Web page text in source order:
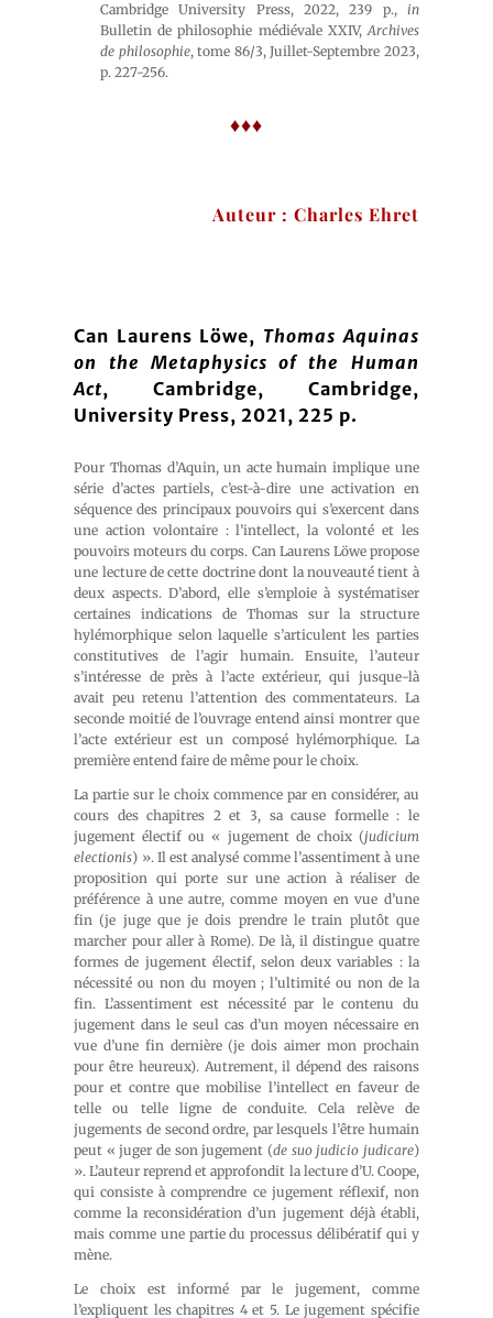
Cambridge University Press, 2022, 239 p., in
Bulletin de philosophie médiévale XXIV,Archives
de philosophie, tome 86/3, Juillet-Septembre 2023,
p. 227-256.
♦♦♦
Auteur : Charles Ehret
Can Laurens Löwe, Thomas Aquinas
on the Metaphysics of the Human
Act, Cambridge, Cambridge,
University Press, 2021, 225 p.
Pour Thomas d’Aquin, un acte humain implique une
série d’actes partiels, c’est-à-dire une activation en
séquence des principaux pouvoirs qui s’exercent dans
une action volontaire : l’intellect, la volonté et les
pouvoirs moteurs du corps. Can Laurens Löwe propose
une lecture de cette doctrine dont la nouveauté tient à
deux aspects. D’abord, elle s’emploie à systématiser
certaines indications de Thomas sur la structure
hylémorphique selon laquelle s’articulent les parties
constitutives de l’agir humain. Ensuite, l’auteur
s’intéresse de près à l’acte extérieur, qui jusque-là
avait peu retenu l’attention des commentateurs. La
seconde moitié de l’ouvrage entend ainsi montrer que
l’acte extérieur est un composé hylémorphique. La
première entend faire de même pour le choix.
La partie sur le choix commence par en considérer, au
cours des chapitres 2 et 3, sa cause formelle : le
jugement électif ou « jugement de choix (judicium
electionis) ». Il est analysé comme l’assentiment à une
proposition qui porte sur une action à réaliser de
préférence à une autre, comme moyen en vue d’une
fin (je juge que je dois prendre le train plutôt que
marcher pour aller à Rome). De là, il distingue quatre
formes de jugement électif, selon deux variables : la
nécessité ou non du moyen ; l’ultimité ou non de la
fin. L’assentiment est nécessité par le contenu du
jugement dans le seul cas d’un moyen nécessaire en
vue d’une fin dernière (je dois aimer mon prochain
pour être heureux). Autrement, il dépend des raisons
pour et contre que mobilise l’intellect en faveur de
telle ou telle ligne de conduite. Cela relève de
jugements de second ordre, par lesquels l’être humain
peut « juger de son jugement (de suo judicio judicare)
». L’auteur reprend et approfondit la lecture d’U. Coope,
qui consiste à comprendre ce jugement réflexif, non
comme la reconsidération d’un jugement déjà établi,
mais comme une partie du processus délibératif qui y
mène.
Le choix est informé par le jugement, comme
l’expliquent les chapitres 4 et 5. Le jugement spécifie